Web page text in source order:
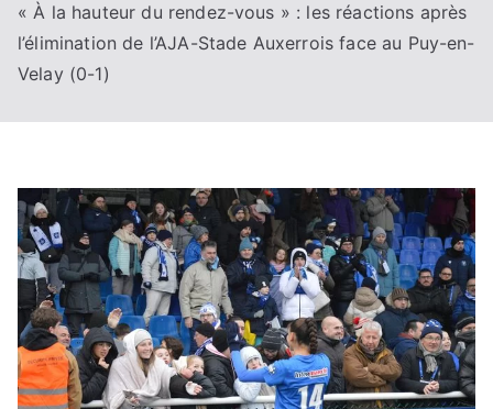
« À la hauteur du rendez-vous » : les réactions après
l’élimination de l’AJA-Stade Auxerrois face au Puy-en-
Velay (0-1)